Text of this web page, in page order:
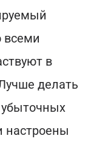
всеми
в
делать
настроены